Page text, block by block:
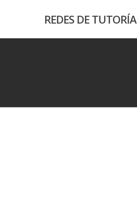
REDES DE TUTORÍA